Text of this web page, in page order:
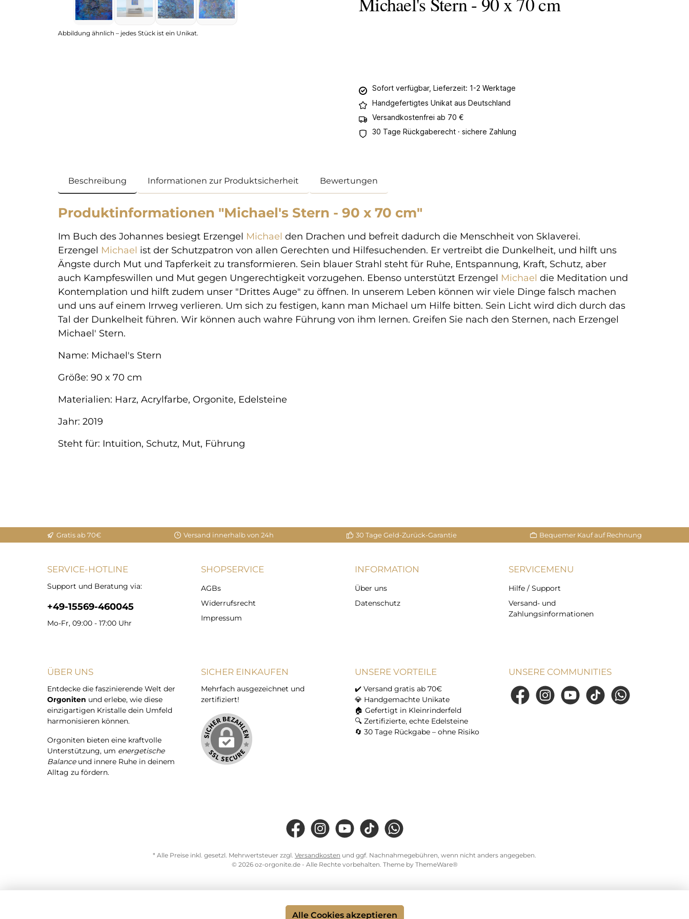
Abbildung ähnlich – jedes Stück ist ein Unikat.
Sofort verfügbar, Lieferzeit: 1-2 Werktage
Handgefertigtes Unikat aus Deutschland
Versandkostenfrei ab 70 €
30 Tage Rückgaberecht · sichere Zahlung
Beschreibung Informationen zur Produktsicherheit Bewertungen
Produktinformationen "Michael's Stern - 90 x 70 cm"
Im Buch des Johannes besiegt Erzengel Michael den Drachen und befreit dadurch die Menschheit von Sklaverei.
Erzengel Michael ist der Schutzpatron von allen Gerechten und Hilfesuchenden. Er vertreibt die Dunkelheit, und hilft uns
Ängste durch Mut und Tapferkeit zu transformieren. Sein blauer Strahl steht für Ruhe, Entspannung, Kraft, Schutz, aber
auch Kampfeswillen und Mut gegen Ungerechtigkeit vorzugehen. Ebenso unterstützt Erzengel Michael die Meditation und
Kontemplation und hilft zudem unser "Drittes Auge" zu öffnen. In unserem Leben können wir viele Dinge falsch machen
und uns auf einem Irrweg verlieren. Um sich zu festigen, kann man Michael um Hilfe bitten. Sein Licht wird dich durch das
Tal der Dunkelheit führen. Wir können auch wahre Führung von ihm lernen. Greifen Sie nach den Sternen, nach Erzengel
Michael' Stern.
Name: Michael's Stern
Größe: 90 x 70 cm
Materialien: Harz, Acrylfarbe, Orgonite, Edelsteine
Jahr: 2019
Steht für: Intuition, Schutz, Mut, Führung
Gratis ab 70€ Versand innerhalb von 24h 30 Tage Geld-Zurück-Garantie Bequemer Kauf auf Rechnung
SERVICE-HOTLINE
Support und Beratung via:
+49-15569-460045
Mo-Fr, 09:00 - 17:00 Uhr
SHOPSERVICE
AGBs
Widerrufsrecht
Impressum
INFORMATION
Über uns
Datenschutz
SERVICEMENU
Hilfe / Support
Versand- und
Zahlungsinformationen
ÜBER UNS
Entdecke die faszinierende Welt der
Orgoniten und erlebe, wie diese
einzigartigen Kristalle dein Umfeld
harmonisieren können.
Orgoniten bieten eine kraftvolle
Unterstützung, um energetische
Balanceund innere Ruhe in deinem
Alltag zu fördern.
SICHER EINKAUFEN
Mehrfach ausgezeichnet und
zertifiziert!
UNSERE VORTEILE
✔️ Versand gratis ab 70€
💎 Handgemachte Unikate
🏠 Gefertigt in Kleinrinderfeld
🔍 Zertifizierte, echte Edelsteine
🔄 30 Tage Rückgabe – ohne Risiko
UNSERE COMMUNITIES
FacebookInstagramYouTubeTikTok WhatsApp
FacebookInstagramYouTube TikTok WhatsApp
* Alle Preise inkl. gesetzl. Mehrwertsteuer zzgl. Versandkosten und ggf. Nachnahmegebühren, wenn nicht anders angegeben.
© 2026 oz-orgonite.de - Alle Rechte vorbehalten. Theme by ThemeWare®
Alle Cookies akzeptieren